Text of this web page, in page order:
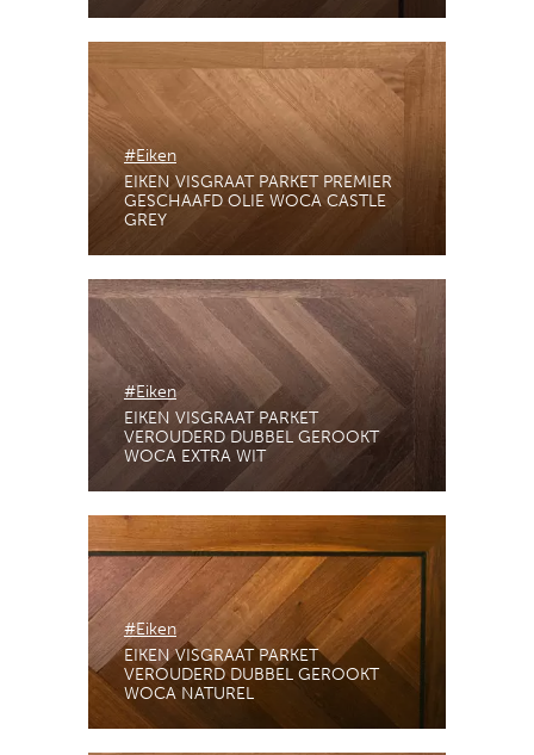
#Eiken
EIKEN VISGRAAT PARKET PREMIER
GESCHAAFD OLIE WOCA CASTLE
GREY
#Eiken
EIKEN VISGRAAT PARKET
VEROUDERD DUBBEL GEROOKT
WOCA EXTRA WIT
#Eiken
EIKEN VISGRAAT PARKET
VEROUDERD DUBBEL GEROOKT
WOCA NATUREL